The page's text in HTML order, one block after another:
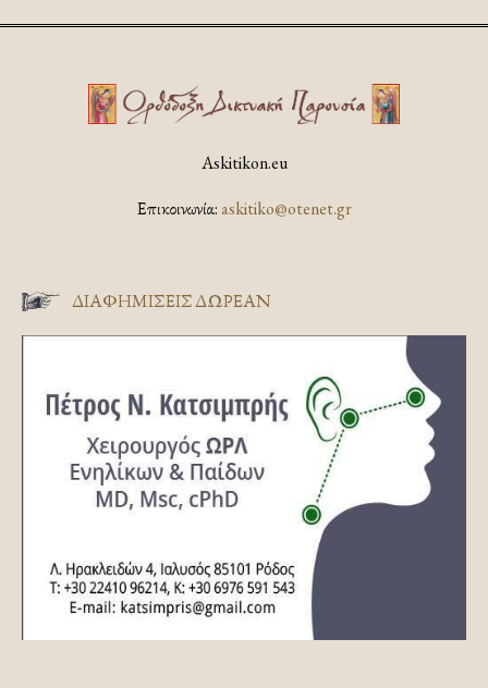
Askitikon.eu
Επικοινωνία:askitiko@otenet.gr
ΔΙΑΦΗΜΊΣΕΙΣ ΔΩΡΕΆΝ